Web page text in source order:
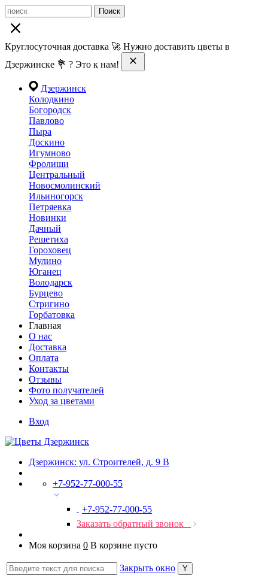
Поиск
Круглосуточная доставка 🚀 Нужно доставить цветы в
Дзержинске 💐 ? Это к нам!
Дзержинск
Колодкино
Богородск
Павлово
Пыра
Доскино
Игумново
Фролищи
Центральный
Новосмолинский
Ильиногорск
Петряевка
Новинки
Дачный
Решетиха
Гороховец
Мулино
Юганец
Володарск
Бурцево
Стригино
Горбатовка
Главная
О нас
Доставка
Оплата
Контакты
Отзывы
Фото получателей
Уход за цветами
Вход
Дзержинск: ул. Строителей, д. 9 В
+7-952-77-000-55
+7-952-77-000-55
Заказать обратный звонок
Моя корзина 0 В корзине пусто
Закрыть окно